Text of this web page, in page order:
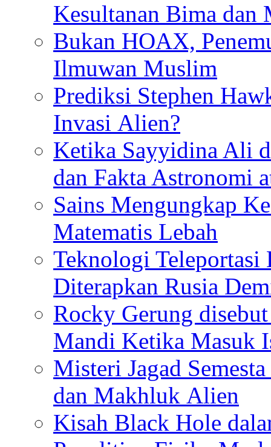
Kesultanan Bima dan
Bukan HOAX,
Ilmuwan Muslim
Prediksi Stephen
Invasi Alien?
Ketika Sayyidina Ali
dan Fakta Astronomi
Sains Mengungkap
Matematis Lebah
Teknologi Teleportasi
Diterapkan Rusia
Rocky Gerung
Mandi Ketika Masuk
Misteri Jagad
dan Makhluk Alien
Kisah Black Hole